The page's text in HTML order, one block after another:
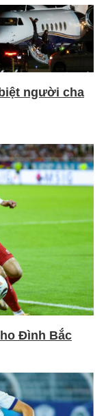
người cha
Đình Bắc